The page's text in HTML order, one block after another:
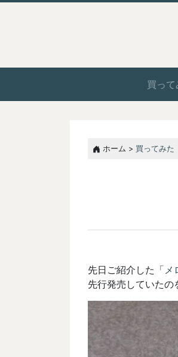
買って
ホーム > 買ってみた
先日ご紹介した「メ
先行発売していたの